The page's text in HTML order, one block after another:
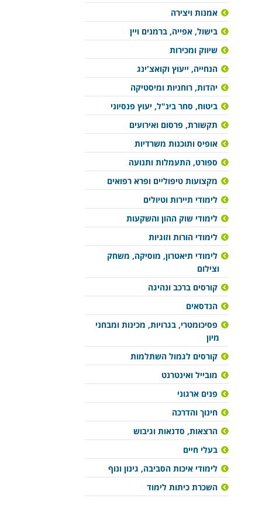
אמנות ויצירה
בישול, אפייה, ברמנים ויין
שיווק ומכירות
הנחייה, ייעוץ וקואצ'ינג
יהדות, רוחניות ומיסטיקה
ביטוח, סחר בינ"ל, יעוץ פנסיוני
תקשורת, פרסום ואירועים
אופיס ותוכנות משרדיות
ספורט, התעמלות ותנועה
מקצועות טיפוליים ופרא רפואים
לימודי תיירות וטיולים
לימודי שוק ההון והשקעות
לימודי הורות וזוגיות
לימודי תיאטרון, מוסיקה, משחק
וצילום
קורסים ברכב ונהיגה
הנדסאים
פסיכומטרי, בגרויות, מכינות ומבחני
מיון
קורסים לגמול השתלמות
מובייל ואינטרנט
פנים ארגוני
חינוך והדרכה
הרצאות, סדנאות וגיבוש
בעלי חיים
לימודי איכות הסביבה, גינון ונוף
השכרת כיתות לימוד